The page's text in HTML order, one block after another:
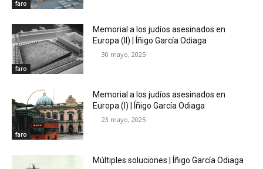
faro
faro
Memorial a los judíos asesinados en
Europa (II) | Íñigo García Odiaga
30 mayo, 2025
faro
Memorial a los judíos asesinados en
Europa (I) | Íñigo García Odiaga
23 mayo, 2025
Múltiples soluciones | Íñigo García Odiaga